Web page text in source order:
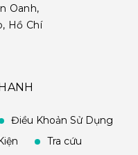
Oanh,
Hồ Chí
Điều Khoản Sử Dụng
Tra cứu